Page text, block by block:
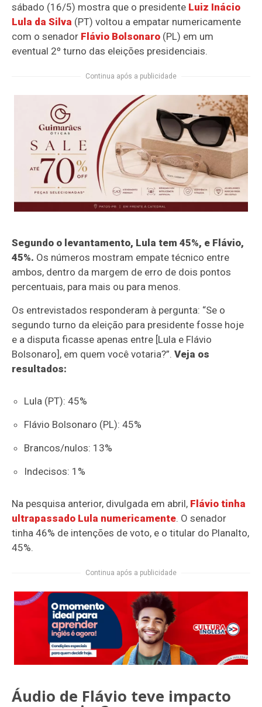
sábado (16/5) mostra que o presidente Luiz Inácio
Lula da Silva (PT) voltou a empatar numericamente
com o senador Flávio Bolsonaro (PL) em um
eventual 2º turno das eleições presidenciais.
Continua após a publicidade
Segundo o levantamento, Lula tem 45%, e Flávio,
45%. Os números mostram empate técnico entre
ambos, dentro da margem de erro de dois pontos
percentuais, para mais ou para menos.
Os entrevistados responderam à pergunta: “Se o
segundo turno da eleição para presidente fosse hoje
e a disputa ficasse apenas entre [Lula e Flávio
Bolsonaro], em quem você votaria?”.Veja os
resultados:
Lula (PT): 45%
Flávio Bolsonaro (PL): 45%
Brancos/nulos: 13%
Indecisos: 1%
Na pesquisa anterior, divulgada em abril, Flávio tinha
ultrapassado Lula numericamente. O senador
tinha 46% de intenções de voto, e o titular do Planalto,
45%.
Continua após a publicidade
Áudio de Flávio teve impacto